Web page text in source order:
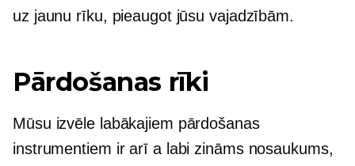
uz jaunu rīku, pieaugot jūsu vajadzībām.
Pārdošanas rīki
Mūsu izvēle labākajiem pārdošanas
instrumentiem ir arī a labi zināmsnosaukums,